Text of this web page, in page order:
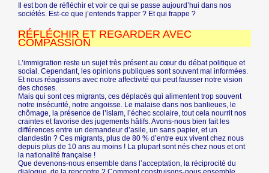
Il est bon de réfléchir et voir ce qui se passe aujourd’hui dans nos
sociétés. Est-ce que j’entends frapper ? Et qui frappe ?
RÉFLÉCHIR ET REGARDER AVEC
COMPASSION
L’immigration reste un sujet très présent au cœur du débat politique et
social. Cependant, les opinions publiques sont souvent mal informées.
Et nous réagissons avec notre affectivité qui peut fausser notre vision
des choses.
Mais qui sont ces migrants, ces déplacés qui alimentent trop souvent
notre insécurité, notre angoisse. Le malaise dans nos banlieues, le
chômage, la présence de l’islam, l’échec scolaire, tout cela nourrit nos
craintes et favorise des jugements hâtifs. Avons-nous bien fait les
différences entre un demandeur d’asile, un sans papier, et un
clandestin ? Ces migrants, plus de 80 % d’entre eux vivent chez nous
depuis plus de 10 ans au moins ! La plupart sont nés chez nous et ont
la nationalité française !
Que devenons-nous ensemble dans l’acceptation, la réciprocité du